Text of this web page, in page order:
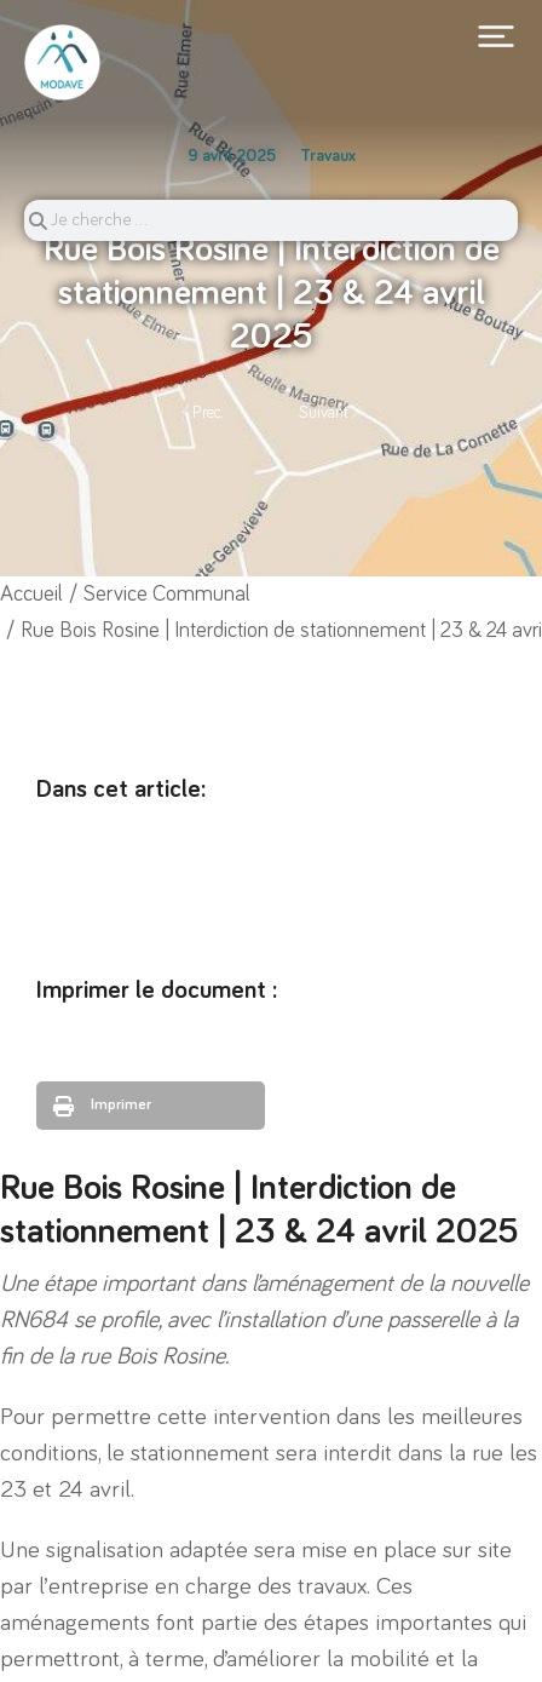
9 avril 2025 Travaux
Rue Bois Rosine | Interdiction de
stationnement | 23 & 24 avril
2025
Prec. Suivant
Vous êtes ici :
Accueil
Service Communal
Rue Bois Rosine | Interdiction de stationnement | 23 & 24
Rue Bois Rosine | Interdiction de
stationnement | 23 & 24 avril 2025
Une étape important dans l’aménagement de la nouvelle
RN684 se profile, avec l’installation d’une passerelle à la
fin de la rue Bois Rosine.
Pour permettre cette intervention dans les meilleures
conditions, le stationnement sera interdit dans la rue les
23 et 24 avril.
Une signalisation adaptée sera mise en place sur site
par l’entreprise en charge des travaux. Ces
aménagements font partie des étapes importantes qui
permettront, à terme, d’améliorer la mobilité et la
Dans cet article:
Imprimer le document :
Imprimer